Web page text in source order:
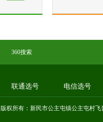
360搜索
联通选号 电信选号
版权所有：新民市公主屯镇公主屯村